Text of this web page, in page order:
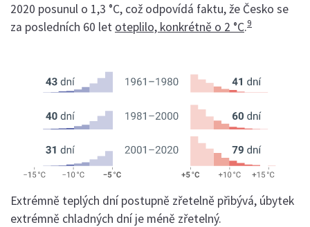
2020 posunul o 1,3 °C, což odpovídá faktu, že Česko se
za posledních 60 let oteplilo, konkrétně o 2 °C.9
Extrémně teplých dní postupně zřetelně přibývá, úbytek
extrémně chladných dní je méně zřetelný.